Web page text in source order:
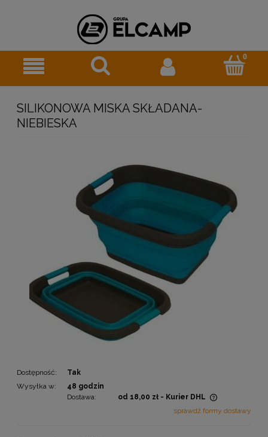
SILIKONOWA MISKA SKŁADANA-
NIEBIESKA
Dostępność:
Tak
Wysyłka w:
48 godzin
Dostawa:
od 18,00 zł - Kurier DHL
Cena nie zawiera ewentualnych kosztów płatności
sprawdź formy dostawy